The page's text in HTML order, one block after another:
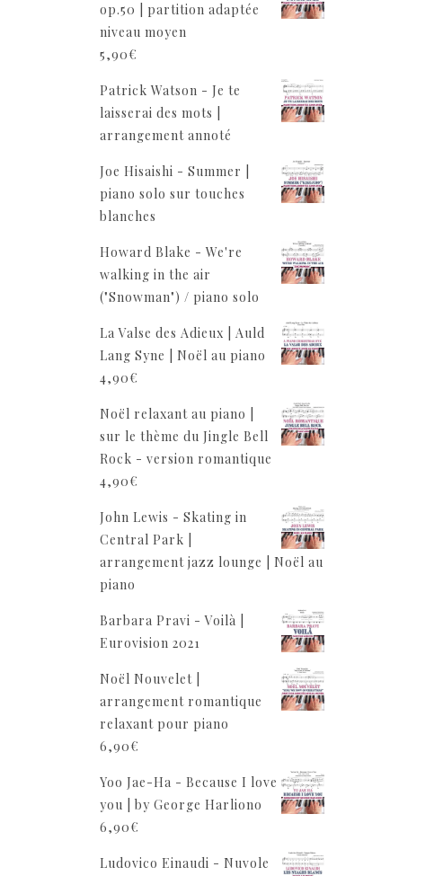
op.50 | partition adaptée
niveau moyen
5,90€
Patrick Watson - Je te
laisserai des mots |
arrangement annoté
Joe Hisaishi - Summer |
piano solo sur touches
blanches
Howard Blake - We're
walking in the air
("Snowman") / piano solo
La Valse des Adieux | Auld
Lang Syne | Noël au piano
4,90€
Noël relaxant au piano |
sur le thème du Jingle Bell
Rock - version romantique
4,90€
John Lewis - Skating in
Central Park |
arrangement jazz lounge | Noël au
piano
Barbara Pravi - Voilà |
Eurovision 2021
Noël Nouvelet |
arrangement romantique
relaxant pour piano
6,90€
Yoo Jae-Ha - Because I love
you | by George Harliono
6,90€
Ludovico Einaudi - Nuvole